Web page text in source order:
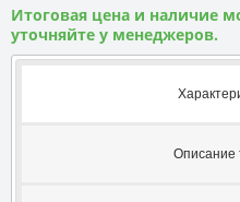
Итоговая цена и наличие
уточняйте у менеджеров.
Описание